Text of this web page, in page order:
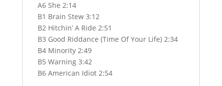
A6 She 2:14
B1 Brain Stew 3:12
B2 Hitchin’ A Ride 2:51
B3 Good Riddance (Time Of Your Life) 2:34
B4 Minority 2:49
B5 Warning 3:42
B6 American Idiot 2:54